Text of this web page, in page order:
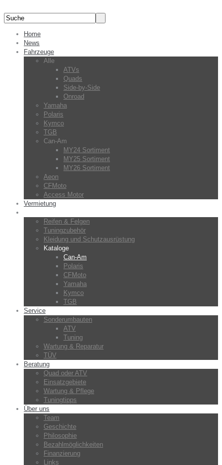
Home
News
Fahrzeuge
Alle
ATVs
Quads
Side-by-Side
Onroad
Yamaha
Polaris
Kymco
TGB
Can-Am
MY24 Sortiment
MY25 Sortiment
MY26 Sortiment
Aeon
CFMoto
Access Motor
Vermietung
Reifen & Felgen
Tuningzubehör
Kleidung und Schutzausrüstung
Kataloge
Can-Am
Polaris
CFMoto
Yamaha
Kymco
TGB
Service
Sonderumbauten
ATV
Tuning
Wartung & Reparatur
TÜV
Beratung
Quad oder ATV
Einsatzgebiete
Wartung & Pflege
Tuningtipps
Über uns
Team
Geschichte
Philosophie
Bezahlmöglichkeiten
Finanzierung
Links